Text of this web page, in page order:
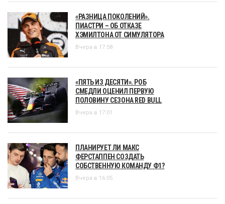
«РАЗНИЦА ПОКОЛЕНИЙ».
ПИАСТРИ – ОБ ОТКАЗЕ
ХЭМИЛТОНА ОТ СИМУЛЯТОРА
Вчера в 17:58
«ПЯТЬ ИЗ ДЕСЯТИ». РОБ
СМЕДЛИ ОЦЕНИЛ ПЕРВУЮ
ПОЛОВИНУ СЕЗОНА RED BULL
Вчера в 17:01
ПЛАНИРУЕТ ЛИ МАКС
ФЕРСТАППЕН СОЗДАТЬ
СОБСТВЕННУЮ КОМАНДУ Ф1?
Вчера в 16:05